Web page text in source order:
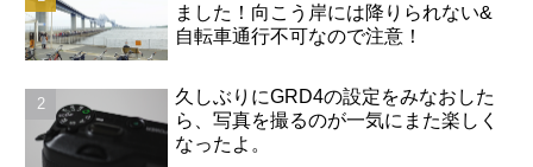
ました！向こう岸には降りられない&
自転車通行不可なので注意！
久しぶりにGRD4の設定をみなおした
ら、写真を撮るのが一気にまた楽しく
なったよ。